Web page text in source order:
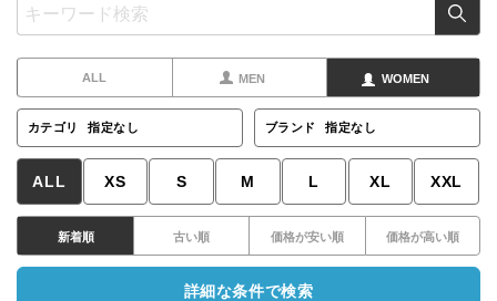
ALL MEN WOMEN
カテゴリ 指定なし ブランド 指定なし
ALL XS S M L XL XXL
新着順 古い順 価格が安い順 価格が高い順
詳細な条件で検索